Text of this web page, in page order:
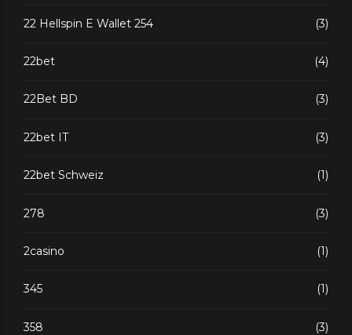
22 Hellspin E Wallet 254 (3)
22bet (4)
22Bet BD (3)
22bet IT (3)
22bet Schweiz (1)
278 (3)
2casino (1)
345 (1)
358 (3)